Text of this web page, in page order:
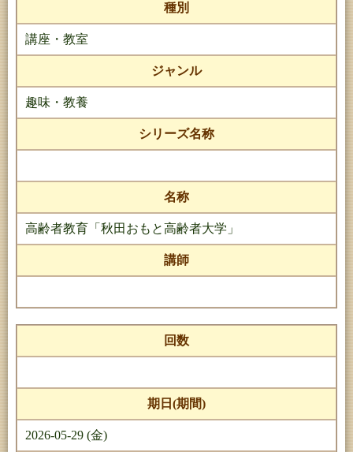
種別
講座・教室
ジャンル
趣味・教養
シリーズ名称
名称
高齢者教育「秋田おもと高齢者大学」
講師
回数
期日(期間)
2026-05-29 (金)